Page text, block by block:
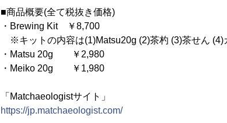
■商品概要(全て税抜き価格)
・Brewing Kit ￥8,700
※キットの内容は(1)Matsu20g (2)茶杓 (3)茶せん (4)
・Matsu 20g ￥2,980
・Meiko 20g ￥1,980
「Matchaeologistサイト」
https://jp.matchaeologist.com/